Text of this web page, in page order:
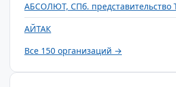
АБСОЛЮТ, СПб. представительство
АЙТАК
Все 150 организаций →